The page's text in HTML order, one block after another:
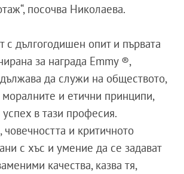
посочва Николаева.
с дългогодишен опит и първата
за награда Emmy ®,
да служи на обществото,
моралните и етични принципи,
в тази професия.
човечността и критичното
с хъс и умение да се задават
качества, казва тя,